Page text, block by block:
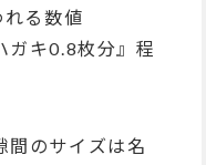
る数値
ガキ0.8枚分』程
のサイズは名